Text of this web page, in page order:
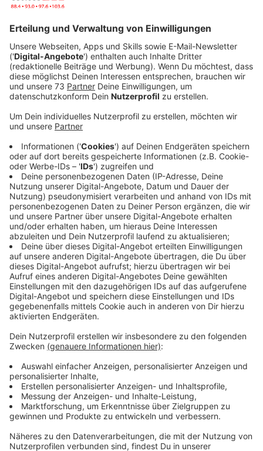
Anzeige
Das Abgeben von Grünabfällen in der Corona-Krise
klappt bei uns im Kreis Borken so gut, dass der
Wertstoffhof in Bocholt ab Dienstag auch wieder für
andere Müllarten öffnen will und der in Isselburg für
Grünabfälle und Sperrmüll. Außerdem ist das Angebot
einiger anderer Wertstoffhöfe jetzt testweise wieder
ausgeweitet worden. Bis nächste Woche Samstag
(25.04.) nehmen die Wertstoffhöfe in Borken, Gronau
und Gescher testweise auch wieder Sperrmüll,
Möbelaltholz und Altpapier an. Damit nicht zu viele auf
einmal kommen, gilt das Angebot nur für Bürger aus
den Städten Borken, Gronau, Gescher und Velen, die
vorab einen Termin ausmachen.
Anzeige
Hier bekommt Ihr die Termine
Anzeige
Die Terminvergabe erfolgt ausschließlich über die
EGW unter folgenden Telefonnummern 02542/929
oder-111oder-140. Die EGW ist montags bis freitags
Wertstoffhöfe: